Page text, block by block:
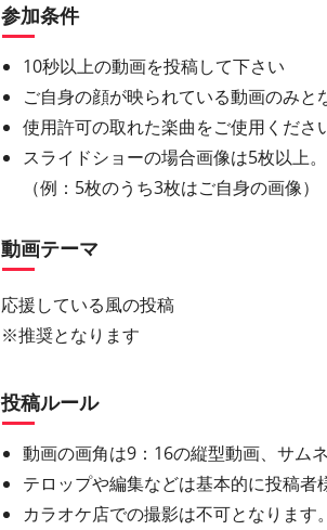
参加条件
10秒以上の動画を投稿して下さい
ご自身の顔が映られている動画のみと
使用許可の取れた楽曲をご使用くださ
スライドショーの場合画像は5枚以上
（例：5枚のうち3枚はご自身の画像）
動画テーマ
応援している風の投稿
※推奨となります
投稿ルール
動画の画角は9：16の縦型動画、サム
テロップや編集などは基本的に投稿者
カラオケ店での撮影は不可となります。